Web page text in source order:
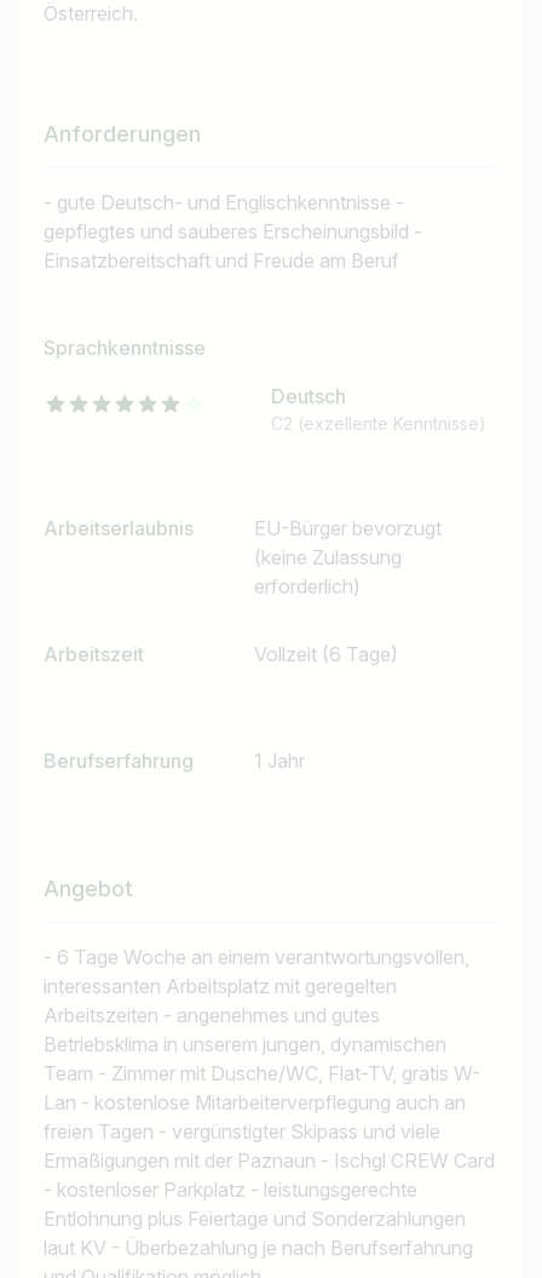
Österreich.
Anforderungen
- gute Deutsch- und Englischkenntnisse -
gepflegtes und sauberes Erscheinungsbild -
Einsatzbereitschaft und Freude am Beruf
Sprachkenntnisse
Deutsch
C2 (exzellente Kenntnisse)
Arbeitserlaubnis
EU-Bürger bevorzugt
(keine Zulassung
erforderlich)
Arbeitszeit Vollzeit (6 Tage)
Berufserfahrung 1 Jahr
Angebot
- 6 Tage Woche an einem verantwortungsvollen,
interessanten Arbeitsplatz mit geregelten
Arbeitszeiten - angenehmes und gutes
Betriebsklima in unserem jungen, dynamischen
Team - Zimmer mit Dusche/WC, Flat-TV, gratis W-
Lan - kostenlose Mitarbeiterverpflegung auch an
freien Tagen - vergünstigter Skipass und viele
Ermäßigungen mit der Paznaun - Ischgl CREW Card
- kostenloser Parkplatz - leistungsgerechte
Entlohnung plus Feiertage und Sonderzahlungen
laut KV - Überbezahlung je nach Berufserfahrung
Ich suche nach …
Jobtitel
z.B. Österreich
Land / Bundesland